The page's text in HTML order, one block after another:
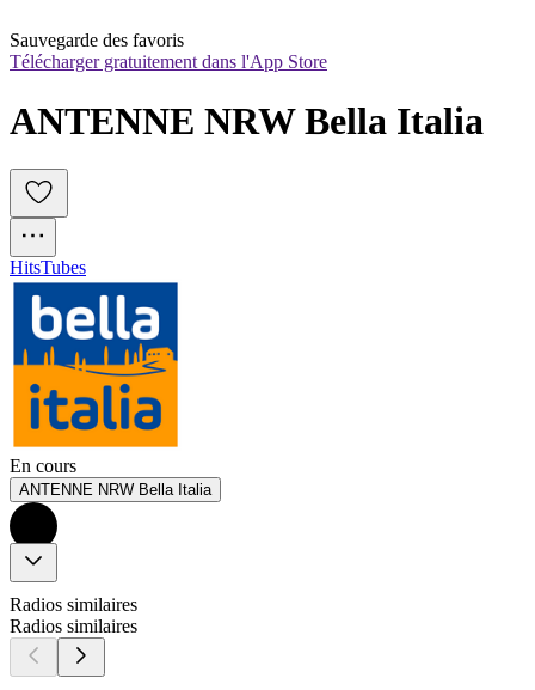
Sauvegarde des favoris
Télécharger gratuitement dans l'App Store
ANTENNE NRW Bella Italia
HitsTubes
En cours
ANTENNE NRW Bella Italia
Radios similaires
Radios similaires